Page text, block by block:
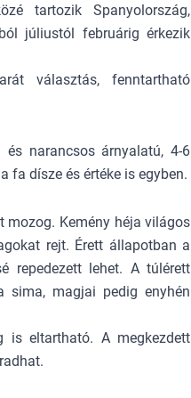
tartozik Spanyolország,
júliustól februárig érkezik
választás, fenntartható
narancsos árnyalatú, 4-6
fa dísze és értéke is egyben.
mozog. Kemény héja világos
rejt. Érett állapotban a
repedezett lehet. A túlérett
sima, magjai pedig enyhén
is eltartható. A megkezdett